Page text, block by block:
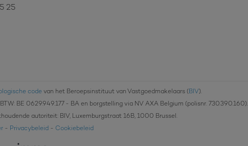
25
codevan het Beroepsinstituut van Vastgoedmakelaars ( BIV).
BE 0629.949.177 - BA en borgstelling via NV AXA Belgium (polisnr. 730.390.160).
autoriteit: BIV, Luxemburgstraat 16B, 1000 Brussel.
- Privacybeleid - Cookiebeleid